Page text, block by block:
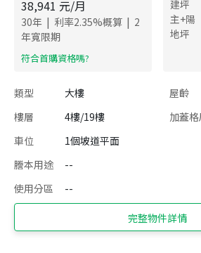
38,941 元/月
30年 | 利率2.35%概算 | 2
年寬限期
​符合首購資格嗎?
建坪
主+陽
地坪
類型 大樓 屋齡
樓層
4樓/19樓 加蓋格
車位
1個坡道平面
謄本用途
--
使用分區
--
完整物件詳情